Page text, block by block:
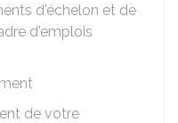
d'échelon et de
d'emplois
de votre